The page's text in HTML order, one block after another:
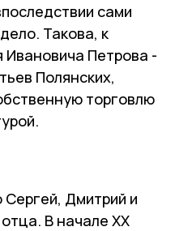
сами
Такова, к
Ивановича Петрова -
Полянских,
торговлю
Дмитрий и
В начале ХХ